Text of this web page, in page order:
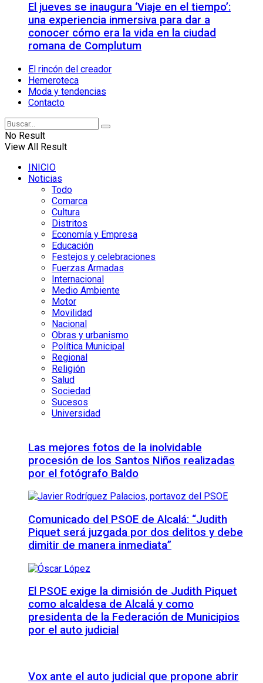
El jueves se inaugura ‘Viaje en el tiempo’:
una experiencia inmersiva para dar a
conocer cómo era la vida en la ciudad
romana de Complutum
El rincón del creador
Hemeroteca
Moda y tendencias
Contacto
No Result
View All Result
INICIO
Noticias
Todo
Comarca
Cultura
Distritos
Economía y Empresa
Educación
Festejos y celebraciones
Fuerzas Armadas
Internacional
Medio Ambiente
Motor
Movilidad
Nacional
Obras y urbanismo
Política Municipal
Regional
Religión
Salud
Sociedad
Sucesos
Universidad
Las mejores fotos de la inolvidable
procesión de los Santos Niños realizadas
por el fotógrafo Baldo
Comunicado del PSOE de Alcalá: “Judith
Piquet será juzgada por dos delitos y debe
dimitir de manera inmediata”
El PSOE exige la dimisión de Judith Piquet
como alcaldesa de Alcalá y como
presidenta de la Federación de Municipios
por el auto judicial
Vox ante el auto judicial que propone abrir